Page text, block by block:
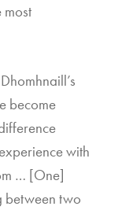
become
with
… [One]
between two